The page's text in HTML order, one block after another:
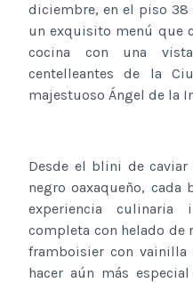
diciembre, en el piso 38
un exquisito menú que
cocina con una
centelleantes de la
majestuoso Ángel de la
Desde el blini de
negro oaxaqueño, cada
experiencia
completa con helado de
framboisier con vainilla
hacer aún más